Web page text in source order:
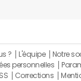
? L'équipe Notre
personnelles
Corrections